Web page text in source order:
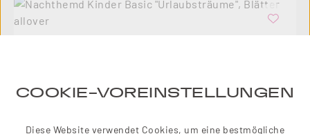
Regulärer
49,95 €
COOKIE-VOREINSTELLUNGEN
Diese Website verwendet Cookies, um eine bestmögliche